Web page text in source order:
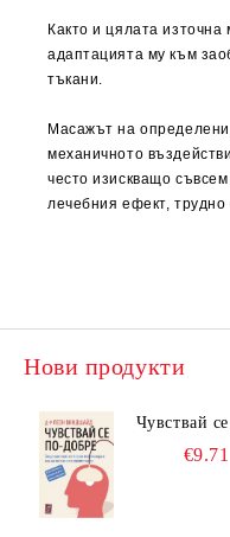
Както и цялата
адаптацията му към
тъкани.
Масажът на
механичното
често изискващо
лечебния ефект,
Нови продукти
Чувствай
€9.71